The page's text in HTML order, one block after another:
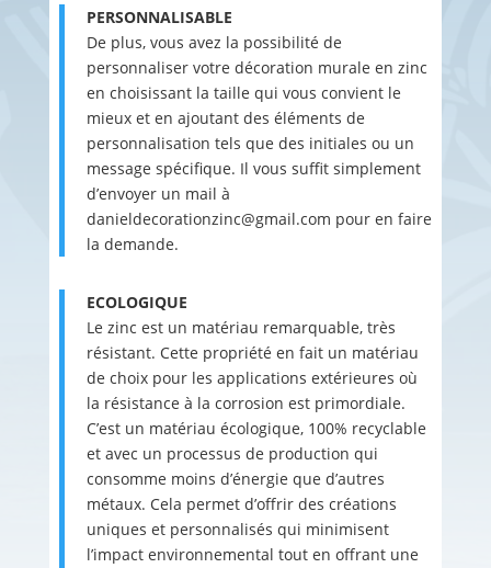
PERSONNALISABLE
De plus, vous avez la possibilité de
personnaliser votre décoration murale en zinc
en choisissant la taille qui vous convient le
mieux et en ajoutant des éléments de
personnalisation tels que des initiales ou un
message spécifique. Il vous suffit simplement
d’envoyer un mail à
danieldecorationzinc@gmail.com pour en faire
la demande.
ECOLOGIQUE
Le zinc est un matériau remarquable, très
résistant. Cette propriété en fait un matériau
de choix pour les applications extérieures où
la résistance à la corrosion est primordiale.
C’est un matériau écologique, 100% recyclable
et avec un processus de production qui
consomme moins d’énergie que d’autres
métaux. Cela permet d’offrir des créations
uniques et personnalisés qui minimisent
l’impact environnemental tout en offrant une